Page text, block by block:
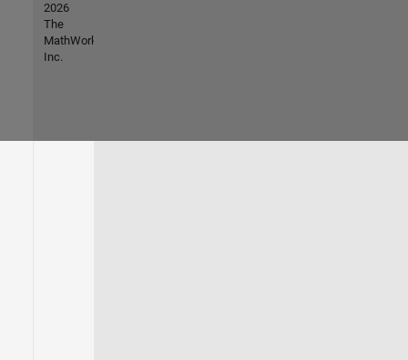
2026
The
MathWorks,
Inc.